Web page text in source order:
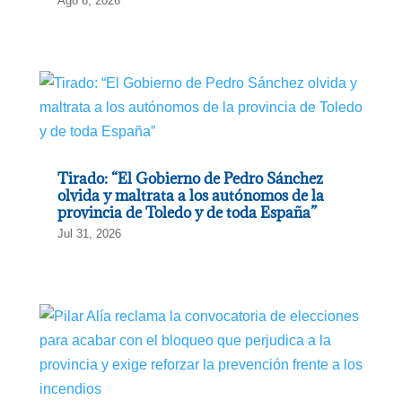
Tirado: “El Gobierno de Pedro Sánchez
olvida y maltrata a los autónomos de la
provincia de Toledo y de toda España”
Jul 31, 2026